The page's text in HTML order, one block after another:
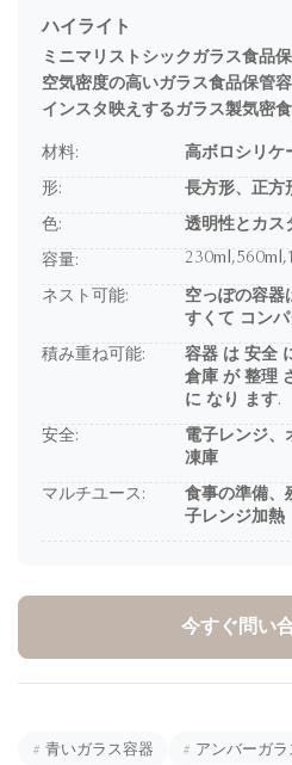
ハイライト
ミニマリストシックガラス食品
空気密度の高いガラス食品保管
インスタ映えするガラス製気密
材料: 高ボロシリケ
形: 長方形、正方
色: 透明性とカス
容量:
ネスト可能:
空っぽの容器
すくて コン
積み重ね可能:
容器 は 安全
倉庫 が 整理
に なり ます.
安全:
電子レンジ、
凍庫
マルチユース:
食事の準備、
子レンジ加熱
今すぐ問い
# 青いガラス容器 # アンバーガ